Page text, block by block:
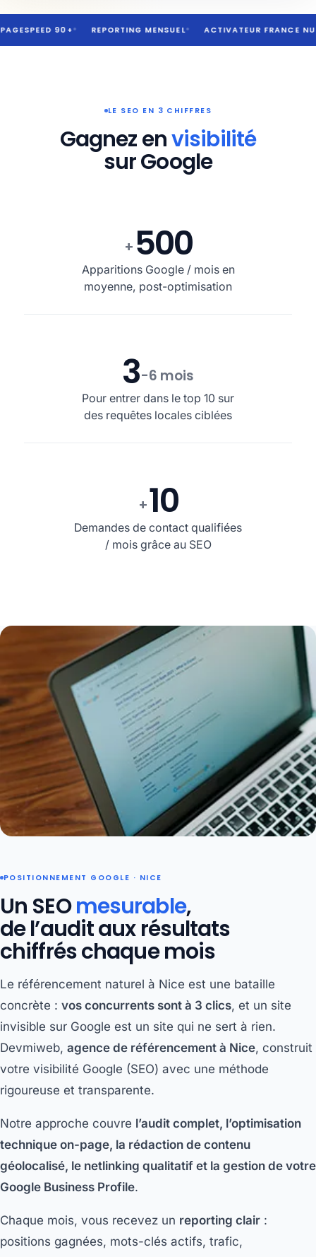
90+● REPORTING MENSUEL● ACTIVATEUR FRANCE NUM
LE SEO EN 3 CHIFFRES
Gagnez envisibilité
sur Google
+ 500
Apparitions Google / mois en
moyenne, post-optimisation
3-6 mois
Pour entrer dans le top 10 sur
des requêtes locales ciblées
+10
Demandes de contact qualifiées
/ mois grâce au SEO
POSITIONNEMENT GOOGLE · NICE
Un SEOmesurable,
de l’audit aux résultats
chiffrés chaque mois
Le référencement naturel à Nice est une bataille
concrète : vos concurrents sont à 3 clics, et un site
invisible sur Google est un site qui ne sert à rien.
Devmiweb, agence de référencement à Nice, construit
votre visibilité Google (SEO) avec une méthode
rigoureuse et transparente.
Notre approche couvre l’audit complet, l’optimisation
technique on-page, la rédaction de contenu
géolocalisé, le netlinking qualitatif et la gestion de votre
Google Business Profile.
Chaque mois, vous recevez un reporting clair :
positions gagnées, mots-clés actifs, trafic,